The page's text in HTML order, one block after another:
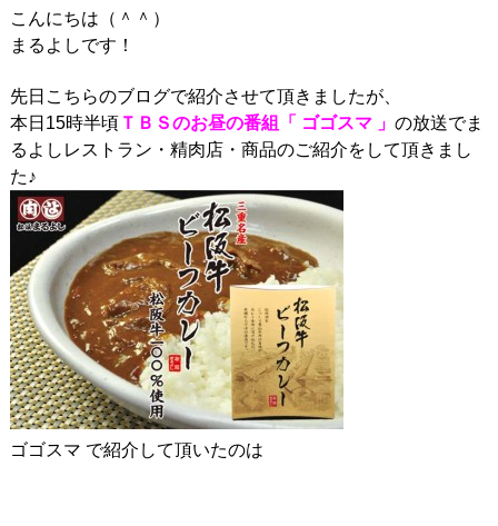
こんにちは（＾＾）
まるよしです！
先日こちらのブログで紹介させて頂きましたが、
本日15時半頃ＴＢＳのお昼の番組「 ゴゴスマ 」 の放送でま
るよしレストラン・精肉店・商品のご紹介をして頂きまし
た♪
ゴゴスマ で紹介して頂いたのは